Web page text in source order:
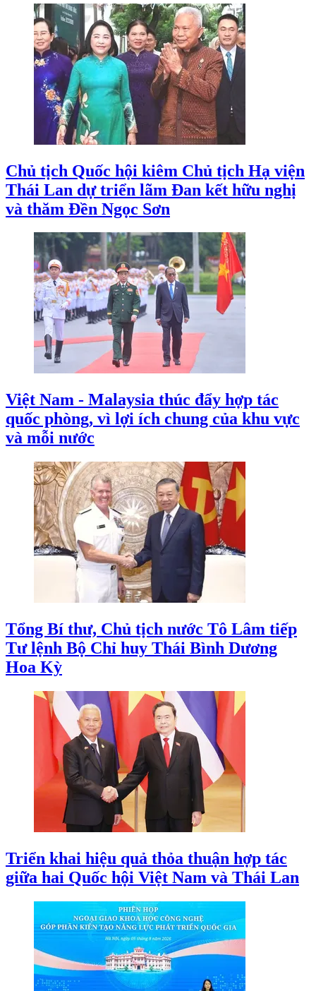
Chủ tịch Quốc hội kiêm Chủ tịch Hạ viện
Thái Lan dự triển lãm Đan kết hữu nghị
và thăm Đền Ngọc Sơn
Việt Nam - Malaysia thúc đẩy hợp tác
quốc phòng, vì lợi ích chung của khu vực
và mỗi nước
Tổng Bí thư, Chủ tịch nước Tô Lâm tiếp
Tư lệnh Bộ Chỉ huy Thái Bình Dương
Hoa Kỳ
Triển khai hiệu quả thỏa thuận hợp tác
giữa hai Quốc hội Việt Nam và Thái Lan